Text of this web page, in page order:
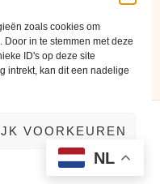
zoals cookies om
in te stemmen met deze
ID's op deze site
intrekt, kan dit een nadelige
VOORKEUREN
NL